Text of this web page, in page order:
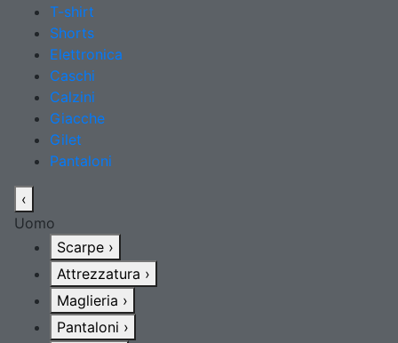
T-shirt
Shorts
Elettronica
Caschi
Calzini
Giacche
Gilet
Pantaloni
‹
Uomo
Scarpe ›
Attrezzatura ›
Maglieria ›
Pantaloni ›